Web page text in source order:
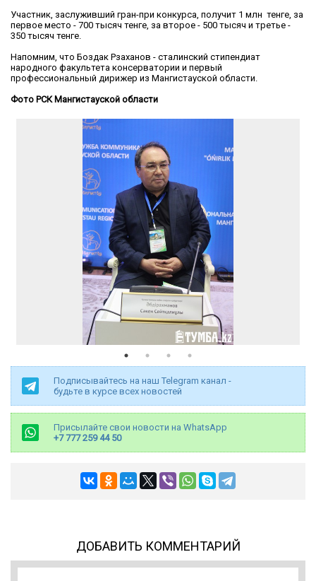
Участник, заслуживший гран-при конкурса, получит 1 млн тенге, за
первое место - 700 тысяч тенге, за второе - 500 тысяч и третье -
350 тысяч тенге.
Напомним, что Боздак Рзаханов - сталинский стипендиат
народного факультета консерватории и первый
профессиональный дирижер из Мангистауской области.
Фото РСК Мангистауской области
Подписывайтесь на наш Telegram канал -
будьте в курсе всех новостей
Присылайте свои новости на WhatsApp
+7 777 259 44 50
ДОБАВИТЬ КОММЕНТАРИЙ